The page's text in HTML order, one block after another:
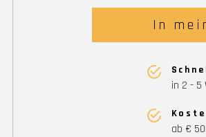
In
in 2 - 5
ab €